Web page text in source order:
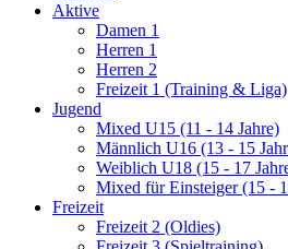
Aktive
Damen 1
Herren 1
Herren 2
Freizeit 1 (Training & Liga)
Jugend
Mixed U15 (11 - 14 Jahre)
Männlich U16 (13 - 15
Weiblich U18 (15 - 17
Mixed für Einsteiger (15 -
Freizeit
Freizeit 2 (Oldies)